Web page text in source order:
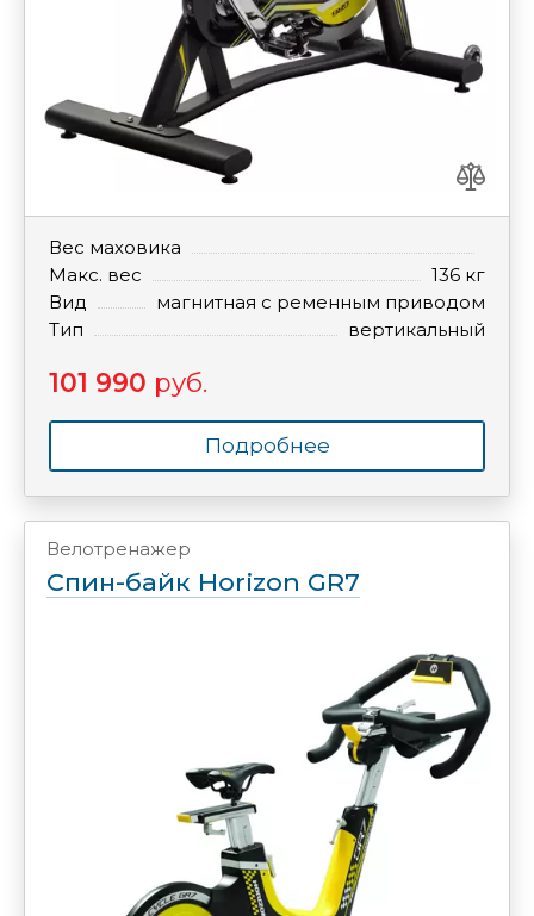
Вес маховика
Макс. вес
136 кг
Вид
магнитная с ременным приводом
Тип
вертикальный
101 990 руб.
Подробнее
Велотренажер
Спин-байк Horizon GR7